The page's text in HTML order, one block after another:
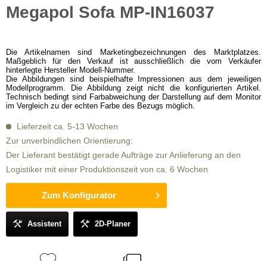
Megapol Sofa MP-IN16037
Die Artikelnamen sind Marketingbezeichnungen des Marktplatzes.
Maßgeblich für den Verkauf ist ausschließlich die vom Verkäufer
hinterlegte Hersteller Modell-Nummer.
Die Abbildungen sind beispielhafte Impressionen aus dem jeweiligen
Modellprogramm. Die Abbildung zeigt nicht die konfigurierten Artikel.
Technisch bedingt sind Farbabweichung der Darstellung auf dem Monitor
im Vergleich zu der echten Farbe des Bezugs möglich.
Lieferzeit ca. 5-13 Wochen
Zur unverbindlichen Orientierung:
Der Lieferant bestätigt gerade Aufträge zur Anlieferung an den
Logistiker mit einer Produktionszeit von ca. 6 Wochen
Zum Konfigurator
Assistent 2D-Planer